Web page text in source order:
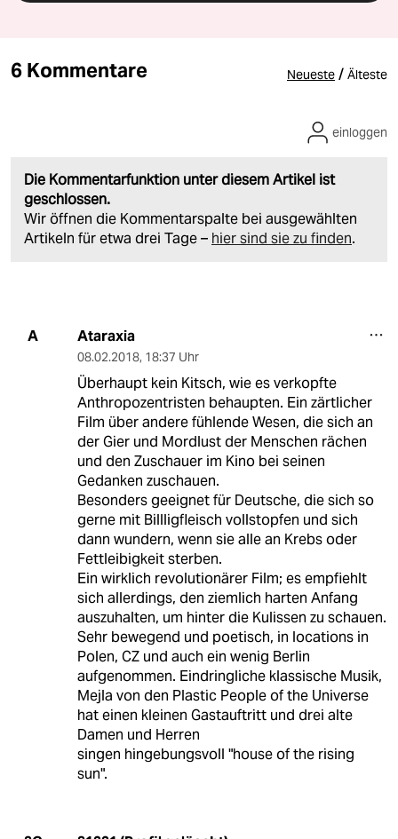
6 Kommentare Neueste / Älteste
Die Kommentarfunktion unter diesem Artikel ist
geschlossen.
Wir öffnen die Kommentarspalte bei ausgewählten
Artikeln für etwa drei Tage – hier sind sie zu finden.
einloggen
A Ataraxia
08.02.2018, 18:37 Uhr
Überhaupt kein Kitsch, wie es verkopfte
Anthropozentristen behaupten. Ein zärtlicher
Film über andere fühlende Wesen, die sich an
der Gier und Mordlust der Menschen rächen
und den Zuschauer im Kino bei seinen
Gedanken zuschauen.
Besonders geeignet für Deutsche, die sich so
gerne mit Billligfleisch vollstopfen und sich
dann wundern, wenn sie alle an Krebs oder
Fettleibigkeit sterben.
Ein wirklich revolutionärer Film; es empfiehlt
sich allerdings, den ziemlich harten Anfang
auszuhalten, um hinter die Kulissen zu schauen.
Sehr bewegend und poetisch, in locations in
Polen, CZ und auch ein wenig Berlin
aufgenommen. Eindringliche klassische Musik,
Mejla von den Plastic People of the Universe
hat einen kleinen Gastauftritt und drei alte
Damen und Herren
singen hingebungsvoll "house of the rising
sun".